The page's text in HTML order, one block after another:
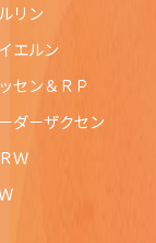
リン
エルン
セン＆ＲＰ
ダ－ザクセン
Ｗ